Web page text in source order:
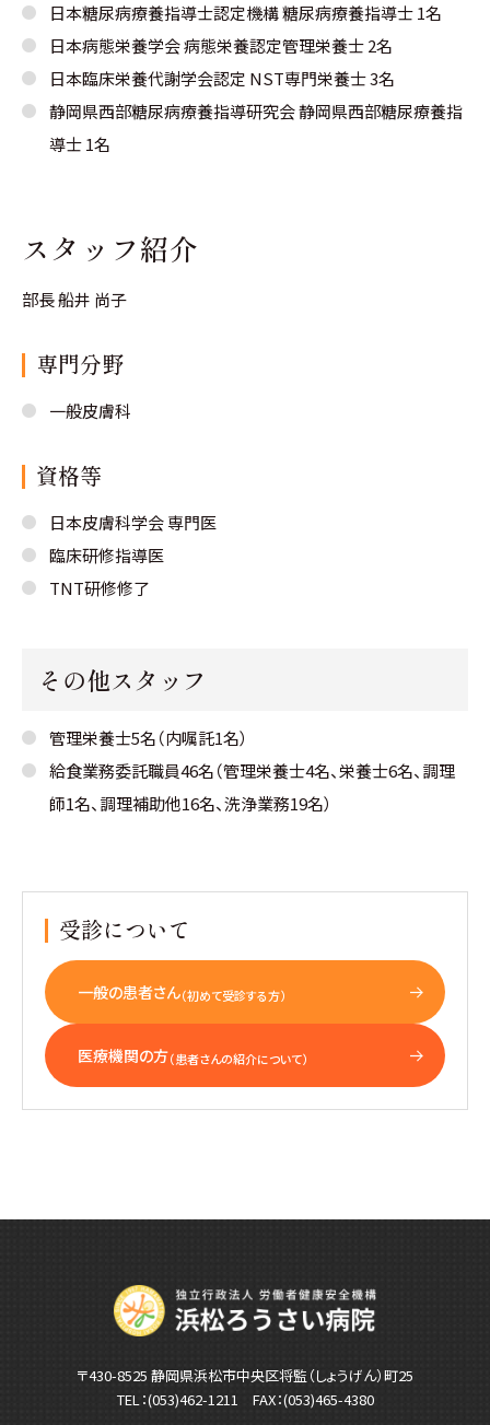
日本糖尿病療養指導士認定機構 糖尿病療養指導士 1名
日本病態栄養学会 病態栄養認定管理栄養士 2名
日本臨床栄養代謝学会認定 NST専門栄養士 3名
静岡県西部糖尿病療養指導研究会 静岡県西部糖尿療養指
導士 1名
スタッフ紹介
部長 船井 尚子
専門分野
一般皮膚科
資格等
日本皮膚科学会 専門医
臨床研修指導医
TNT研修修了
その他スタッフ
管理栄養士5名（内嘱託1名）
給食業務委託職員46名（管理栄養士4名、栄養士6名、調理
師1名、調理補助他16名、洗浄業務19名）
受診について
一般の患者さん（初めて受診する方）
医療機関の方（患者さんの紹介について）
〒430-8525 静岡県浜松市中央区将監（しょうげん）町25
TEL：(053)462-1211 FAX：(053)465-4380